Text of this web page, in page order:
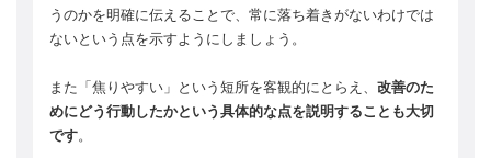
うのかを明確に伝えることで、常に落ち着きがないわけでは
ないという点を示すようにしましょう。
また「焦りやすい」という短所を客観的にとらえ、 改善のた
めにどう行動したかという具体的な点を説明することも大切
です。